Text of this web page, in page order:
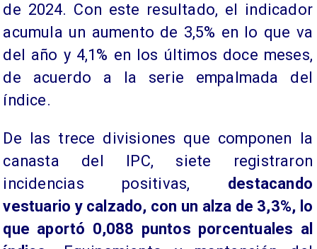
de 2024. Con este resultado, el indicador
acumula un aumento de 3,5% en lo que va
del año y 4,1% en los últimos doce meses,
de acuerdo a la serie empalmada del
índice.
De las trece divisiones que componen la
canasta del IPC, siete registraron
incidencias positivas, destacando
vestuario y calzado, con un alza de 3,3%, lo
que aportó 0,088 puntos porcentuales al